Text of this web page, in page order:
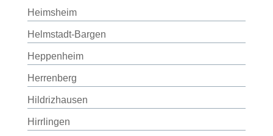
Heimsheim
Helmstadt-Bargen
Heppenheim
Herrenberg
Hildrizhausen
Hirrlingen